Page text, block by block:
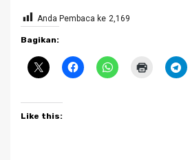
Anda Pembaca ke 2,169
Bagikan:
Like this: